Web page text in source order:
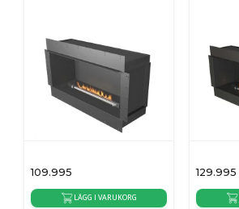
109.995
LÄGG I VARUKORG
129.995